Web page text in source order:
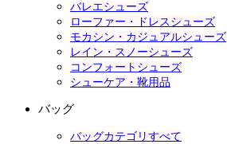
バレエシューズ
ローファー・ドレスシューズ
モカシン・カジュアルシューズ
レイン・スノーシューズ
コンフォートシューズ
シューケア・靴用品
バッグ
バッグカテゴリすべて